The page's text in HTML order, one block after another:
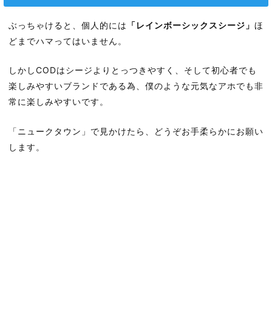
ぶっちゃけると、個人的には 「レインボーシックスシージ」 ほ
どまでハマってはいません。
しかしCODはシージよりとっつきやすく、そして初心者でも
楽しみやすいブランドである為、僕のような元気なアホでも非
常に楽しみやすいです。
「ニュークタウン」で見かけたら、どうぞお手柔らかにお願い
します。